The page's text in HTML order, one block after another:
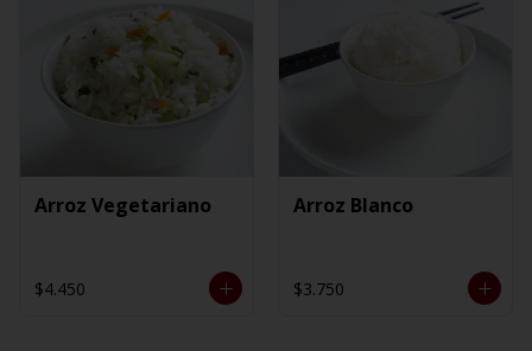
Arroz Vegetariano
$4.450
Arroz Blanco
$3.750